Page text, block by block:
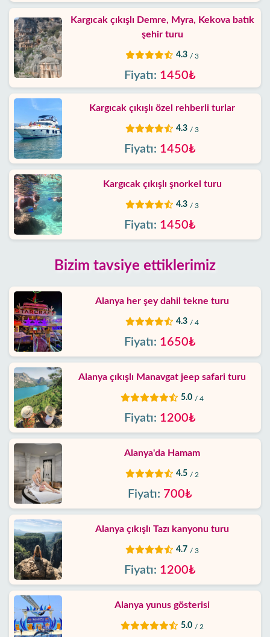
Kargıcak çıkışlı Demre, Myra, Kekova batık
şehir turu
4.3 / 3
Fiyatı: 1450₺
Kargıcak çıkışlı özel rehberli turlar
4.3 / 3
Fiyatı: 1450₺
Kargıcak çıkışlı şnorkel turu
4.3 / 3
Fiyatı: 1450₺
Bizim tavsiye ettiklerimiz
Alanya her şey dahil tekne turu
4.3 / 4
Fiyatı: 1650₺
Alanya çıkışlı Manavgat jeep safari turu
5.0 / 4
Fiyatı: 1200₺
Alanya'da Hamam
4.5 / 2
Fiyatı: 700₺
Alanya çıkışlı Tazı kanyonu turu
4.7 / 3
Fiyatı: 1200₺
Alanya yunus gösterisi
5.0 / 2